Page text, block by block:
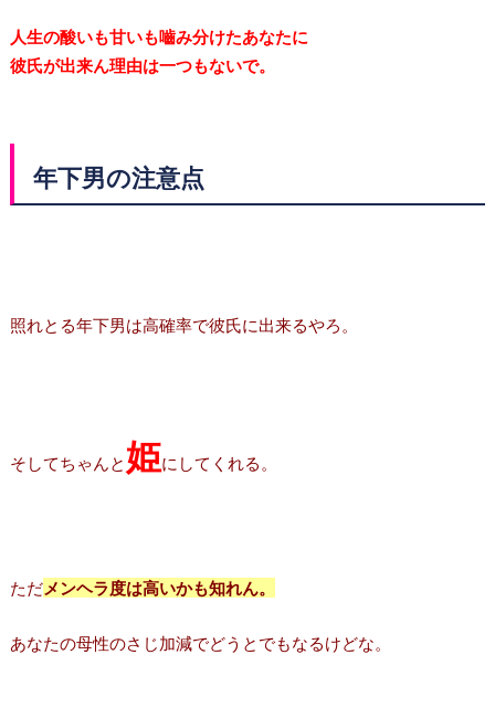
人生の酸いも甘いも嚙み分けたあなたに
彼氏が出来ん理由は一つもないで。
年下男の注意点
照れとる年下男は高確率で彼氏に出来るやろ。
そしてちゃんと 姫にしてくれる。
ただメンヘラ度は高いかも知れん。
あなたの母性のさじ加減でどうとでもなるけどな。